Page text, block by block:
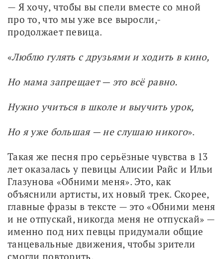
— Я хочу, чтобы вы спели вместе со мной
про то, что мы уже все выросли,-
продолжает певица.
«Люблю гулять с друзьями и ходить в кино,
Но мама запрещает — это всё равно.
Нужно учиться в школе и выучить урок,
Но я уже большая — не слушаю никого».
Такая же песня про серьёзные чувства в 13
лет оказалась у певицы Алисии Райс и Ильи
Глазунова «Обними меня». Это, как
объяснили артисты, их новый трек. Скорее,
главные фразы в тексте — это «Обними меня
и не отпускай, никогда меня не отпускай» —
именно под них певцы придумали общие
танцевальные движения, чтобы зрители
смогли повторить.